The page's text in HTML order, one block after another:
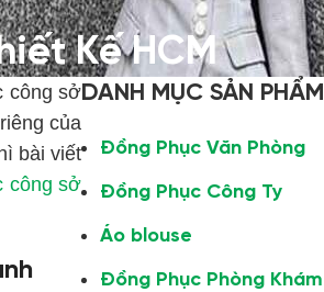
Kế HCM
công sở
của
bài viết
công sở
DANH MỤC SẢN PHẨM
Đồng Phục Văn Phòng
Đồng Phục Công Ty
Áo blouse
Đồng Phục Phòng Khám